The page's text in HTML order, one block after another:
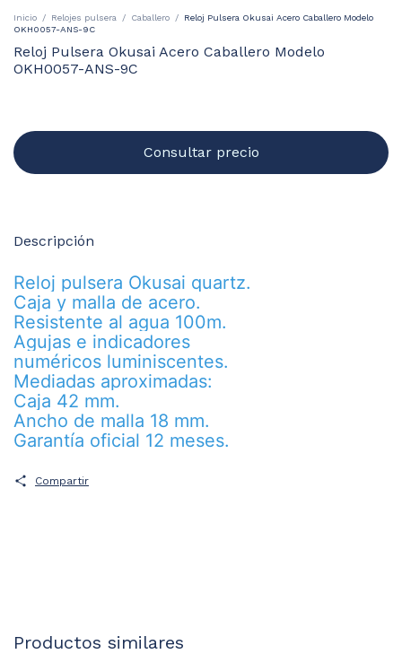
Inicio / Relojes pulsera / Caballero /
Reloj Pulsera Okusai Acero Caballero Modelo
OKH0057-ANS-9C
Reloj Pulsera Okusai Acero Caballero Modelo
OKH0057-ANS-9C
Descripción
Reloj pulsera Okusai quartz.
Caja y malla de acero.
Resistente al agua 100m.
Agujas e indicadores
numéricos luminiscentes.
Mediadas aproximadas:
Caja 42 mm.
Ancho de malla 18 mm.
Garantía oficial 12 meses.
Compartir
Productos similares